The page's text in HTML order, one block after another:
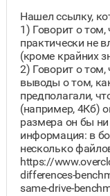
Нашел ссылку,
1) Говорит о
практически не
(кроме крайних
2) Говорит о
выводы о том,
предполагали,
(например, 4Кб)
размера он бы
информация: в
несколько
https://
differences-
same-drive-